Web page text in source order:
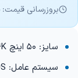
بروزرسانی قیمت: 1405/03/05
سایز: 50 اینچ 4K
سیستم عامل: webOS